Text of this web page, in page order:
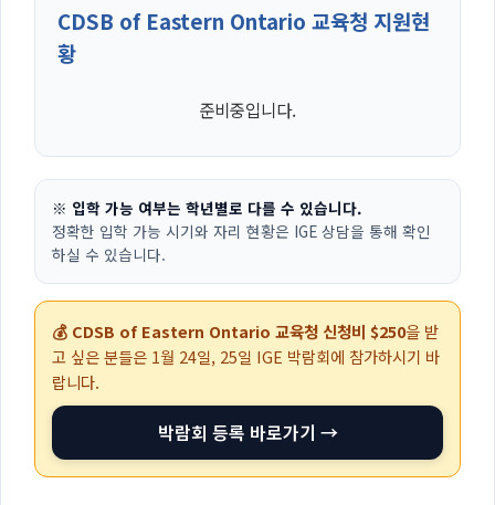
CDSB of Eastern Ontario 교육청 지원현
황
준비중입니다.
※ 입학 가능 여부는 학년별로 다를 수 있습니다.
정확한 입학 가능 시기와 자리 현황은 IGE 상담을 통해 확인
하실 수 있습니다.
💰 CDSB of Eastern Ontario 교육청 신청비 $250을 받
고 싶은 분들은 1월 24일, 25일 IGE 박람회에 참가하시기 바
랍니다.
박람회 등록 바로가기 →